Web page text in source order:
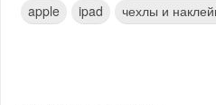
apple ipad чехлы и